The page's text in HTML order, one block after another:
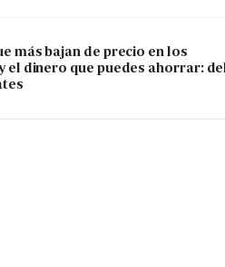
más bajan de precio en los
el dinero que puedes ahorrar: